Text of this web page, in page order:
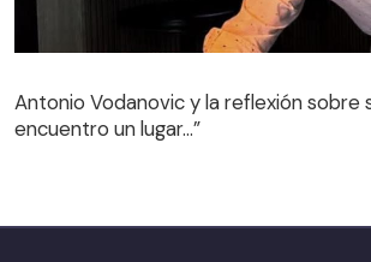
Antonio Vodanovic y la reflexión sobre
encuentro un lugar…”